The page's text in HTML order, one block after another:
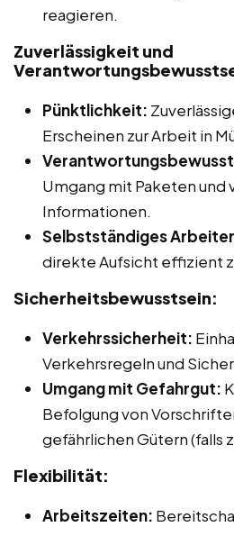
reagieren.
Zuverlässigkeit und
Pünktlichkeit:
Erscheinen zur Arbeit in
Umgang mit Paketen und
Informationen.
Selbstständiges
direkte Aufsicht effizient
Sicherheitsbewusstsein:
Verkehrssicherheit:
Verkehrsregeln und
Umgang mit Gefahrgut:
Befolgung von
gefährlichen Gütern (falls
Flexibilität:
Arbeitszeiten: